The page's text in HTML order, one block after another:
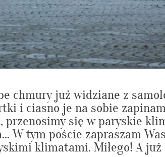
chmury już widziane z
i ciasno je na sobie
się w paryskie
W tym poście zapraszam
klimatami. Miłego! A